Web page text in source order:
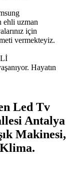
ehli uzman
için
vermekteyiz.
Hayatın
Led Tv
Antalya
Makinesi,